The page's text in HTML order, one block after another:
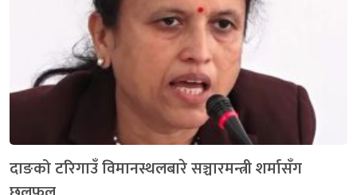
दाङको टरिगाउँ विमानस्थलबारे सञ्चारमन्त्री शर्मासँग